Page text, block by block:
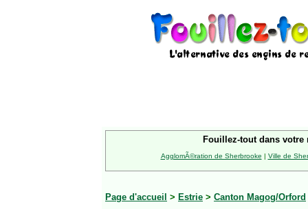
Fouillez-tout dans votre
AgglomÃ©ration de Sherbrooke | Ville de
Page d'accueil > Estrie > Canton Magog/Orford